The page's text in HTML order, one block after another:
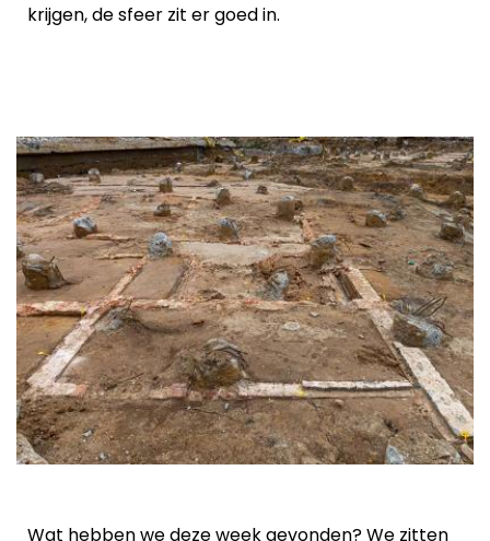
krijgen, de sfeer zit er goed in.
Wat hebben we deze week gevonden? We zitten